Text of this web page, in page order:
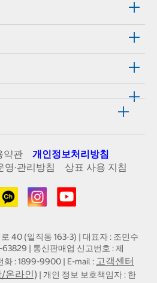
약관
개인정보처리방침
·관리방침
상표 사용 지침
40 (일직동 163-3) | 대표자 : 조민수
63829 | 통신판매업 신고번호 : 제
화 : 1899-9900 | E-mail : 고객센터
온라인) | 개인 정보 보호책임자 : 한